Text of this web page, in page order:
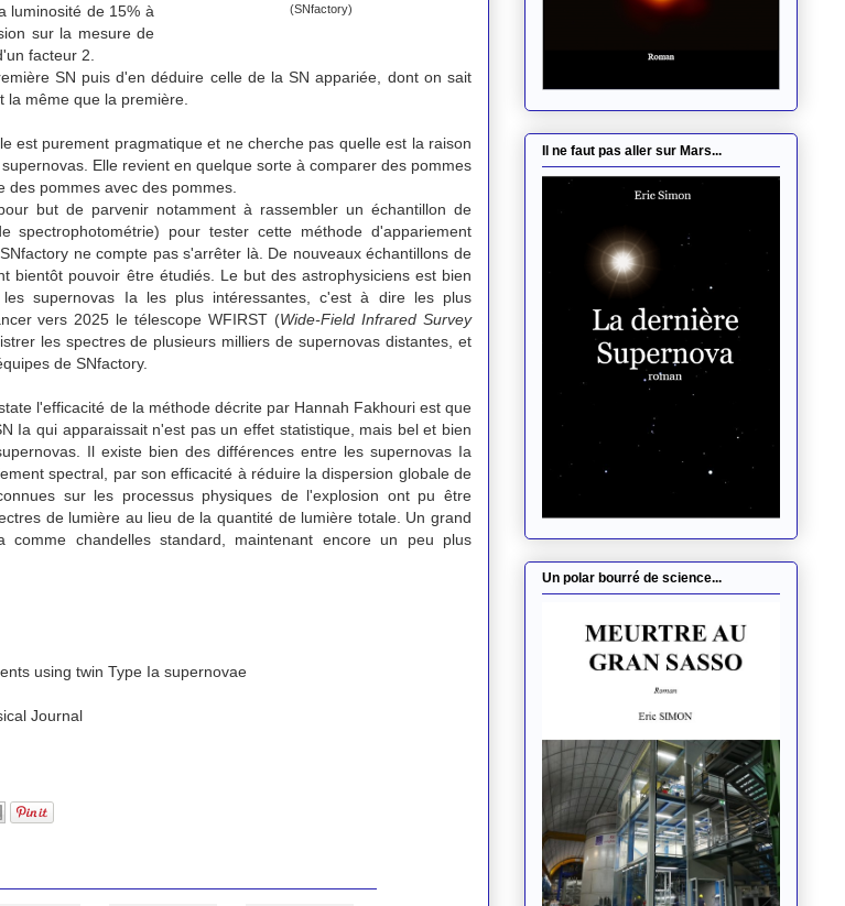
(SNfactory)
luminosité de 15% à
sur la mesure de
facteur 2.
SN puis d'en déduire celle de la SN appariée, dont on sait
même que la première.
est purement pragmatique et ne cherche pas quelle est la raison
Elle revient en quelque sorte à comparer des pommes
pommes avec des pommes.
but de parvenir notamment à rassembler un échantillon de
spectrophotométrie) pour tester cette méthode d'appariement
ne compte pas s'arrêter là. De nouveaux échantillons de
bientôt pouvoir être étudiés. Le but des astrophysiciens est bien
supernovas Ia les plus intéressantes, c'est à dire les plus
vers 2025 le télescope WFIRST (Wide-Field Infrared Survey
les spectres de plusieurs milliers de supernovas distantes, et
de SNfactory.
l'efficacité de la méthode décrite par Hannah Fakhouri est que
Ia qui apparaissait n'est pas un effet statistique, mais bel et bien
Il existe bien des différences entre les supernovas Ia
spectral, par son efficacité à réduire la dispersion globale de
sur les processus physiques de l'explosion ont pu être
de lumière au lieu de la quantité de lumière totale. Un grand
chandelles standard, maintenant encore un peu plus
using twin Type Ia supernovae
Journal
Il ne faut pas aller sur Mars...
Un polar bourré de science...